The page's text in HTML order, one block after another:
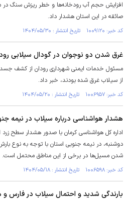
افزایش حجم آب رودخانه‌ها و خطر ریزش سنگ در
صائقه در این استان هشدار داد.
کد خبر: ۱۰۰۹۱۲۰ تاریخ انتشار : ۱۴۰۴/۰۵/۳۰
غرق شدن دو نوجوان در گودال سیلابی
مسئول خدمات ایمنی شهرداری رودان از کشف
از سیلاب غرق شده بودند، خبر داد.
کد خبر: ۱۰۰۶۹۵۷ تاریخ انتشار : ۱۴۰۴/۰۵/۲۰
هشدار هواشناسی درباره سیلاب در نیمه
اداره کل هواشناسی کرمان با صدور هشدار سطح زرد
دوشنبه، در نیمه جنوبی استان با توجه به نوع
شدن مسیل‌ها در برخی از این مناطق محتمل است.
کد خبر: ۱۰۰۶۵۹۸ تاریخ انتشار : ۱۴۰۴/۰۵/۱۸
بارندگی شدید و احتمال سیلاب در فارس و